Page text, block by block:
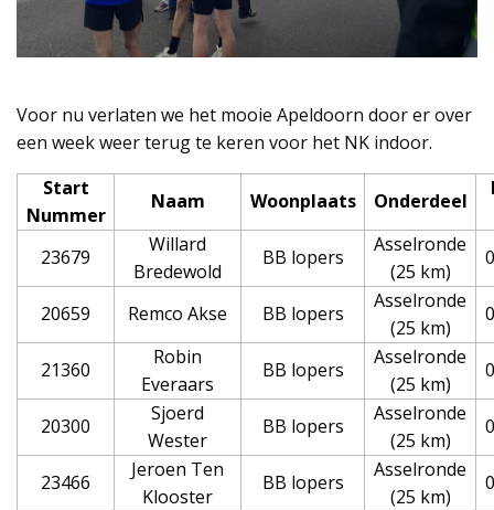
Voor nu verlaten we het mooie Apeldoorn door er over
een week weer terug te keren voor het NK indoor.
Start
Nummer
Naam Woonplaats Onderdeel
23679
Willard
Bredewold
BB lopers
Asselronde
(25 km)
20659 Remco Akse BB lopers
Asselronde
(25 km)
21360
Robin
Everaars
BB lopers
Asselronde
(25 km)
20300
Sjoerd
Wester
BB lopers
Asselronde
(25 km)
23466
Jeroen Ten
Klooster
BB lopers
Asselronde
(25 km)